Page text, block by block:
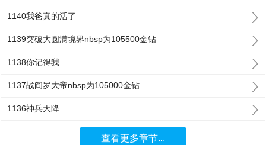
1140我爸真的活了
1139突破大圆满境界nbsp为105500金钻
1138你记得我
1137战阎罗大帝nbsp为105000金钻
1136神兵天降
查看更多章节...